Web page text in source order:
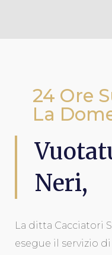
24 Ore
La
Neri,
La ditta Cacciatori
esegue il servizio